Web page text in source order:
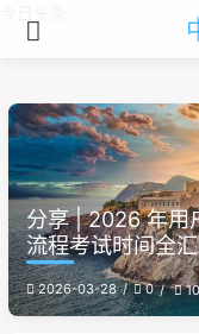
分享 | 2026 年用
流程考试时间全
2026-03-28 0